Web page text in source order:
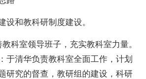
设和教科研制度建设。
科室领导班子，充实教科室力量。
于清华负责教科室全面工作，计划
研究的督查，教研组的建设，科研